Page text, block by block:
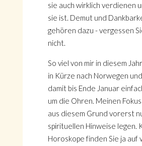
sie auch wirklich verdienen
sie ist. Demut und
gehören dazu - vergessen
nicht.
So viel von mir in diesem
in Kürze nach Norwegen
damit bis Ende Januar
um die Ohren. Meinen
aus diesem Grund vorerst
spirituellen Hinweise legen.
Horoskope finden Sie ja auf